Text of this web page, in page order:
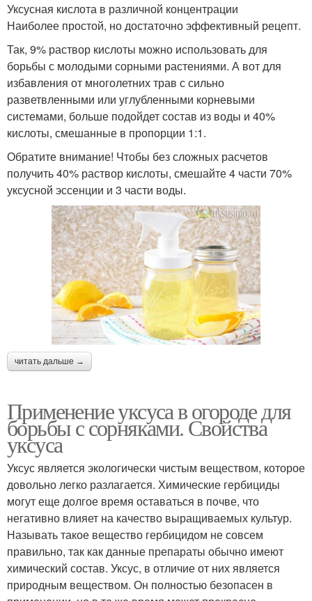
Уксусная кислота в различной концентрации
Наиболее простой, но достаточно эффективный рецепт.
Так, 9% раствор кислоты можно использовать для
борьбы с молодыми сорными растениями. А вот для
избавления от многолетних трав с сильно
разветвленными или углубленными корневыми
системами, больше подойдет состав из воды и 40%
кислоты, смешанные в пропорции 1:1.
Обратите внимание! Чтобы без сложных расчетов
получить 40% раствор кислоты, смешайте 4 части 70%
уксусной эссенции и 3 части воды.
читать дальше →
Применение уксуса в огороде для
борьбы с сорняками. Свойства
уксуса
Уксус является экологически чистым веществом, которое
довольно легко разлагается. Химические гербициды
могут еще долгое время оставаться в почве, что
негативно влияет на качество выращиваемых культур.
Называть такое вещество гербицидом не совсем
правильно, так как данные препараты обычно имеют
химический состав. Уксус, в отличие от них является
природным веществом. Он полностью безопасен в